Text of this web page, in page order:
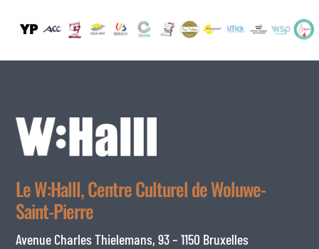
Le W:Halll, Centre Culturel de Woluwe-
Saint-Pierre
Avenue Charles Thielemans, 93 – 1150 Bruxelles